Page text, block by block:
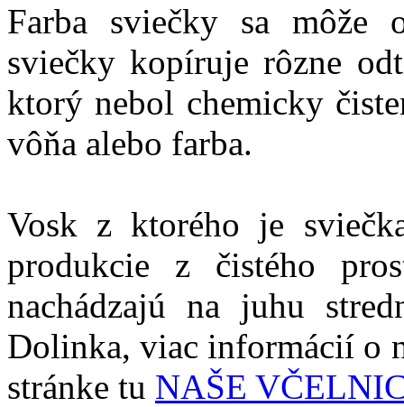
Farba sviečky sa
sviečky kopíruje rôzne
ktorý nebol chemicky
vôňa alebo farba.
Vosk z ktorého je
produkcie z čistého
nachádzajú na juhu
Dolinka, viac informácií o
stránke tu NAŠE